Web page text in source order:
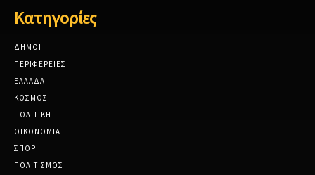
Κατηγορίες
ΔΗΜΟΙ
ΠΕΡΙΦΕΡΕΙΕΣ
ΕΛΛΑΔΑ
ΚΟΣΜΟΣ
ΠΟΛΙΤΙΚΗ
ΟΙΚΟΝΟΜΙΑ
ΣΠΟΡ
ΠΟΛΙΤΙΣΜΟΣ